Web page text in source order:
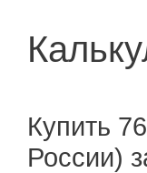
Купить
России)